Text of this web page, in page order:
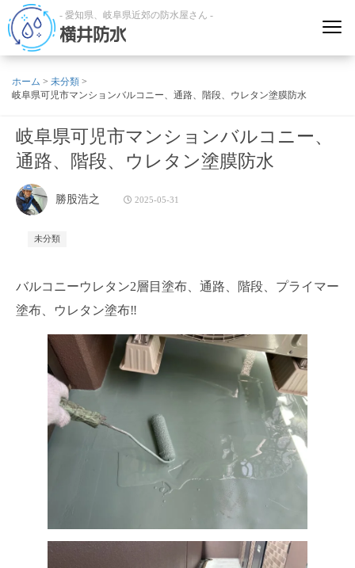
- 愛知県、岐阜県近郊の防水屋さん -
横井防水
ホーム > 未分類 >
岐阜県可児市マンションバルコニー、通路、階段、ウレタン塗膜防水
岐阜県可児市マンションバルコニー、
通路、階段、ウレタン塗膜防水
勝股浩之 2025-05-31
未分類
バルコニーウレタン2層目塗布、通路、階段、プライマー
塗布、ウレタン塗布‼️